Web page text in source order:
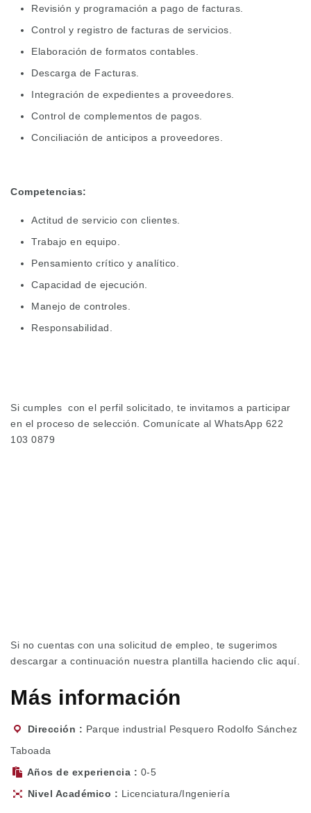
Revisión y programación a pago de facturas.
Control y registro de facturas de servicios.
Elaboración de formatos contables.
Descarga de Facturas.
Integración de expedientes a proveedores.
Control de complementos de pagos.
Conciliación de anticipos a proveedores.
Competencias:
Actitud de servicio con clientes.
Trabajo en equipo.
Pensamiento crítico y analítico.
Capacidad de ejecución.
Manejo de controles.
Responsabilidad.
Si cumples con el perfil solicitado, te invitamos a participar
en el proceso de selección. Comunícate al WhatsApp 622
103 0879
Si no cuentas con una solicitud de empleo, te sugerimos
descargar a continuación nuestra plantilla haciendo clic aquí.
Más información
Dirección
Parque industrial Pesquero Rodolfo Sánchez
Taboada
Años de experiencia
0-5
Nivel Académico
Licenciatura/Ingeniería